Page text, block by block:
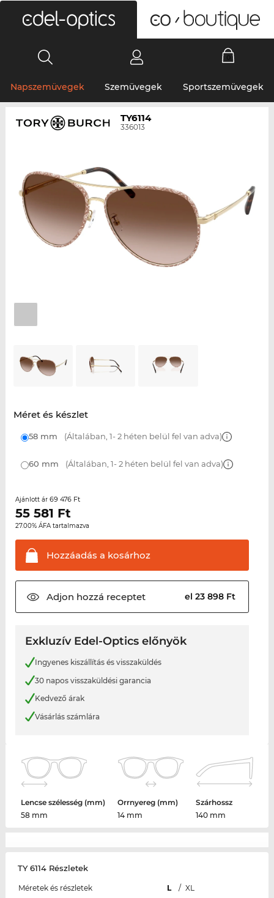
Napszemüvegek Szemüvegek Sportszemüvegek
TY6114
336013
Méret és készlet
58 mm (Általában, 1- 2 héten belül fel van adva)
60 mm (Általában, 1- 2 héten belül fel van adva)
Ajánlott ár 69 476 Ft
55 581 Ft
27.00% ÁFA tartalmazva
Hozzáadás a kosárhoz
Adjon hozzá receptet el 23 898 Ft
Exkluzív Edel-Optics előnyök
Ingyenes kiszállítás és visszaküldés
30 napos visszaküldési garancia
Kedvező árak
Vásárlás számlára
Lencse szélesség (mm)
58 mm
Orrnyereg (mm)
14 mm
Szárhossz
140 mm
TY 6114 Részletek
Méretek és részletek L / XL